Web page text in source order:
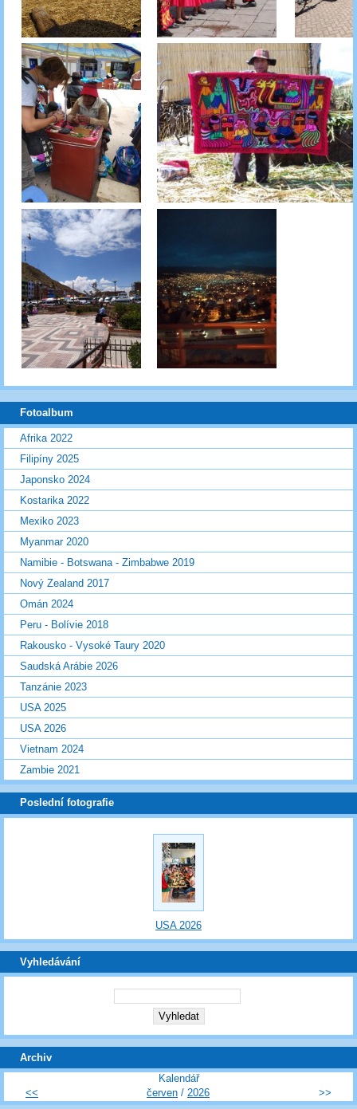
Fotoalbum
Afrika 2022
Filipíny 2025
Japonsko 2024
Kostarika 2022
Mexiko 2023
Myanmar 2020
Namibie - Botswana - Zimbabwe 2019
Nový Zealand 2017
Omán 2024
Peru - Bolívie 2018
Rakousko - Vysoké Taury 2020
Saudská Arábie 2026
Tanzánie 2023
USA 2025
USA 2026
Vietnam 2024
Zambie 2021
Poslední fotografie
USA 2026
Vyhledávání
Archiv
Kalendář
<<
červen / 2026 >>